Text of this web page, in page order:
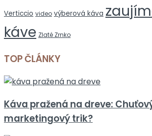
Verticcio video výberová káva
káve Zlaté Zrnko
TOP ČLÁNKY
Káva pražená na dreve:
marketingový trik?